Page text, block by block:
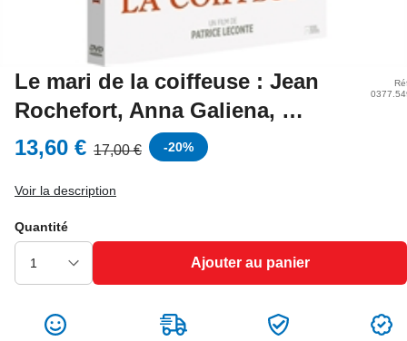
Le mari de la coiffeuse : Jean
Rochefort, Anna Galiena, …
13,60 € 17,00 € -20%
Voir la description
Quantité
Ajouter au panier